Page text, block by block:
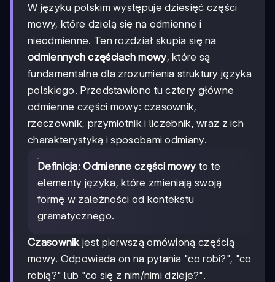
W języku polskim występuje dziesięć części
mowy, które dzielą się na odmienne i
nieodmienne. Ten rozdział skupia się na
odmiennych częściach mowy, które są
fundamentalne dla zrozumienia struktury języka
polskiego. Przedstawiono tu cztery główne
odmienne części mowy: czasownik,
rzeczownik, przymiotnik i liczebnik, wraz z ich
charakterystyką i sposobami odmiany.
Definicja:Odmienne części mowy to te
elementy języka, które zmieniają swoją
formę w zależności od kontekstu
gramatycznego.
Czasownik jest pierwszą omówioną częścią
mowy. Odpowiada on na pytania "co robi?", "co
robią?" lub "co się z nim/nimi dzieje?".